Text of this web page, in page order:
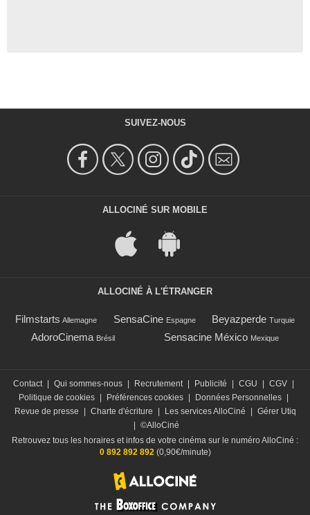
SUIVEZ-NOUS
ALLOCINÉ SUR MOBILE
ALLOCINÉ À L'ÉTRANGER
Filmstarts Allemagne SensaCine Espagne Beyazperde Turquie
AdoroCinema Brésil Sensacine México Mexique
Contact Qui sommes-nous Recrutement Publicité CGU CGV
Politique de cookies
Préférences cookies Données Personnelles
Revue de presse
Charte d'écriture Les services AlloCiné
Gérer Utiq
©AlloCiné
Retrouvez tous les horaires et infos de votre cinéma sur le numéro AlloCiné :
0 892 892 892(0,90€/minute)